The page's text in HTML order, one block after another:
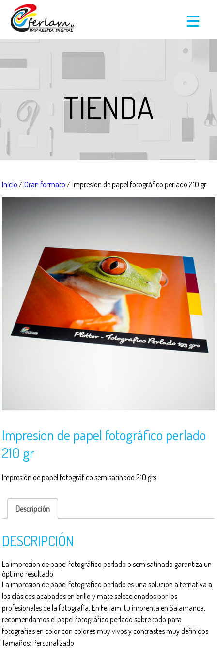
TIENDA
Inicio /Gran formato / Impresion de papel fotográfico perlado 210 gr
Impresion de papel fotográfico perlado
210 gr
Impresión de papel fotográfico semisatinado 210 grs.
Descripción
DESCRIPCIÓN
La impresion de papel fotográfico perlado o semisatinado garantiza un
óptimo resultado.
La impresion de papel fotográfico perlado es una solución alternativa a
los clásicos acabados en brillo y mate seleccionados por los
profesionales de la fotografía. En Ferlam, tu imprenta en Salamanca,
recomendamos el papel fotográfico perlado sobre todo para
fotografías en color con colores muy vivos y contrastes muy definidos.
Tamaños: Personalizado